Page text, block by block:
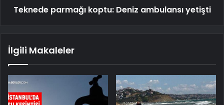
Teknede parmağı koptu: Deniz ambulansı yetişti
İlgili Makaleler